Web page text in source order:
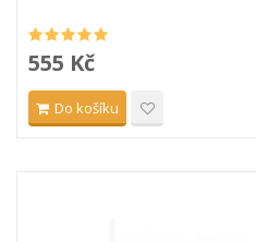
555 Kč
Do košíku